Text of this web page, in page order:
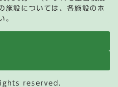
施設については、各施設のホ
。
reserved.